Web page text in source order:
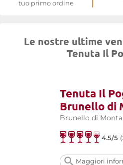
tuo primo ordine
Le nostre ultime
Tenuta Il
Tenuta Il
Brunello di
Brunello di
4.5/5
Maggiori